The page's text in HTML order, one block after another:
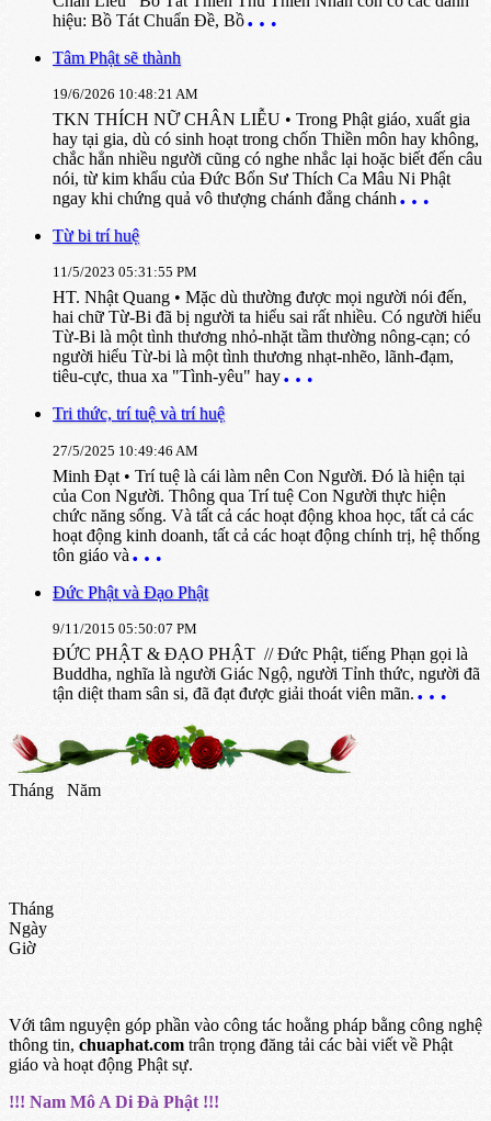
hiệu: Bồ Tát Chuẩn Đề, Bồ
Tâm Phật sẽ thành
19/6/2026 10:48:21 AM
TKN THÍCH NỮ CHÂN LIỄU • Trong Phật giáo, xuất gia
hay tại gia, dù có sinh hoạt trong chốn Thiền môn hay không,
chắc hẳn nhiều người cũng có nghe nhắc lại hoặc biết đến câu
nói, từ kim khẩu của Đức Bổn Sư Thích Ca Mâu Ni Phật
ngay khi chứng quả vô thượng chánh đẳng chánh
Từ bi trí huệ
11/5/2023 05:31:55 PM
HT. Nhật Quang • Mặc dù thường được mọi người nói đến,
hai chữ Từ-Bi đã bị người ta hiểu sai rất nhiều. Có người hiểu
Từ-Bi là một tình thương nhỏ-nhặt tầm thường nông-cạn; có
người hiểu Từ-bi là một tình thương nhạt-nhẽo, lãnh-đạm,
tiêu-cực, thua xa "Tình-yêu" hay
Tri thức, trí tuệ và trí huệ
27/5/2025 10:49:46 AM
Minh Đạt • Trí tuệ là cái làm nên Con Người. Đó là hiện tại
của Con Người. Thông qua Trí tuệ Con Người thực hiện
chức năng sống. Và tất cả các hoạt động khoa học, tất cả các
hoạt động kinh doanh, tất cả các hoạt động chính trị, hệ thống
tôn giáo và
Đức Phật và Đạo Phật
9/11/2015 05:50:07 PM
ĐỨC PHẬT & ĐẠO PHẬT // Ðức Phật, tiếng Phạn gọi là
Buddha, nghĩa là người Giác Ngộ, người Tỉnh thức, người đã
tận diệt tham sân si, đã đạt được giải thoát viên mãn.
Tháng Năm
Tháng
Ngày
Giờ
Với tâm nguyện góp phần vào công tác hoằng pháp bằng công nghệ
thông tin, chuaphat.com trân trọng đăng tải các bài viết về Phật
giáo và hoạt động Phật sự.
!!! Nam Mô A Di Đà Phật !!!